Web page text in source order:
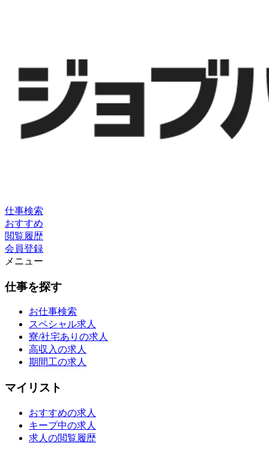
仕事検索
おすすめ
閲覧履歴
会員登録
メニュー
仕事を探す
お仕事検索
スペシャル求人
寮/社宅ありの求人
高収入の求人
期間工の求人
マイリスト
おすすめの求人
キープ中の求人
求人の閲覧履歴